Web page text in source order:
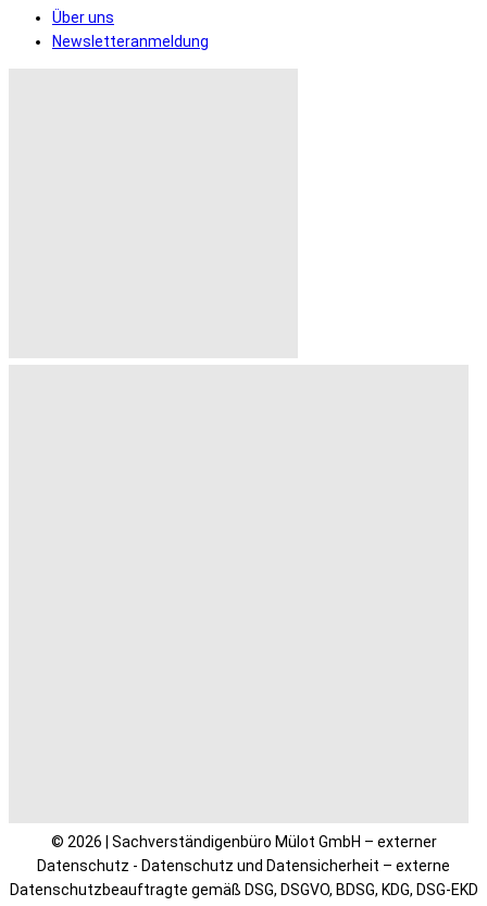
Über uns
Newsletteranmeldung
© 2026 | Sachverständigenbüro Mülot GmbH – externer
Datenschutz - Datenschutz und Datensicherheit – externe
Datenschutzbeauftragte gemäß DSG, DSGVO, BDSG, KDG, DSG-EKD